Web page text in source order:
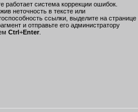
работает система коррекции ошибок.
неточность в тексте или
ссылки, выделите на странице
и отправьте его администратору
Ctrl+Enter